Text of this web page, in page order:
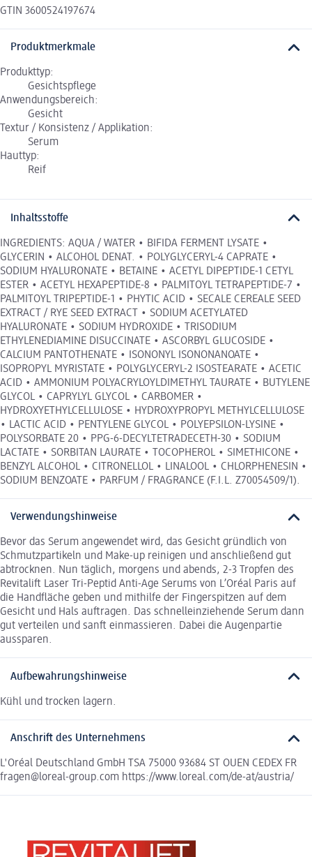
GTIN 3600524197674
Produktmerkmale
Produkttyp:
Gesichtspflege
Anwendungsbereich:
Gesicht
Textur / Konsistenz / Applikation:
Serum
Hauttyp:
Reif
Inhaltsstoffe
INGREDIENTS: AQUA / WATER • BIFIDA FERMENT LYSATE •
GLYCERIN • ALCOHOL DENAT. • POLYGLYCERYL-4 CAPRATE •
SODIUM HYALURONATE • BETAINE • ACETYL DIPEPTIDE-1 CETYL
ESTER • ACETYL HEXAPEPTIDE-8 • PALMITOYL TETRAPEPTIDE-7 •
PALMITOYL TRIPEPTIDE-1 • PHYTIC ACID • SECALE CEREALE SEED
EXTRACT / RYE SEED EXTRACT • SODIUM ACETYLATED
HYALURONATE • SODIUM HYDROXIDE • TRISODIUM
ETHYLENEDIAMINE DISUCCINATE • ASCORBYL GLUCOSIDE •
CALCIUM PANTOTHENATE • ISONONYL ISONONANOATE •
ISOPROPYL MYRISTATE • POLYGLYCERYL-2 ISOSTEARATE • ACETIC
ACID • AMMONIUM POLYACRYLOYLDIMETHYL TAURATE • BUTYLENE
GLYCOL • CAPRYLYL GLYCOL • CARBOMER •
HYDROXYETHYLCELLULOSE • HYDROXYPROPYL METHYLCELLULOSE
• LACTIC ACID • PENTYLENE GLYCOL • POLYEPSILON-LYSINE •
POLYSORBATE 20 • PPG-6-DECYLTETRADECETH-30 • SODIUM
LACTATE • SORBITAN LAURATE • TOCOPHEROL • SIMETHICONE •
BENZYL ALCOHOL • CITRONELLOL • LINALOOL • CHLORPHENESIN •
SODIUM BENZOATE • PARFUM / FRAGRANCE (F.I.L. Z70054509/1).
Verwendungshinweise
Bevor das Serum angewendet wird, das Gesicht gründlich von
Schmutzpartikeln und Make-up reinigen und anschließend gut
abtrocknen. Nun täglich, morgens und abends, 2-3 Tropfen des
Revitalift Laser Tri-Peptid Anti-Age Serums von L’Oréal Paris auf
die Handfläche geben und mithilfe der Fingerspitzen auf dem
Gesicht und Hals auftragen. Das schnelleinziehende Serum dann
gut verteilen und sanft einmassieren. Dabei die Augenpartie
aussparen.
Aufbewahrungshinweise
Kühl und trocken lagern.
Anschrift des Unternehmens
L'Oréal Deutschland GmbH TSA 75000 93684 ST OUEN CEDEX FR
fragen@loreal-group.com https://www.loreal.com/de-at/austria/